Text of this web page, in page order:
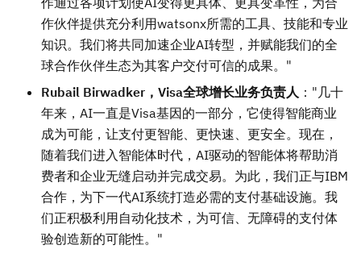
作伙伴提供充分利用watsonx所需的工具、技能和专业
知识。我们将共同加速企业AI转型，并赋能我们的全
球合作伙伴生态为其客户交付可信的成果。"
Rubail Birwadker，Visa全球增长业务负责人 ："几十
年来，AI一直是Visa基因的一部分，它使得智能商业
成为可能，让支付更智能、更快速、更安全。现在，
随着我们进入智能体时代，AI驱动的智能体将帮助消
费者和企业无缝启动并完成交易。为此，我们正与IBM
合作，为下一代AI系统打造必需的支付基础设施。我
们正积极利用自动化技术，为可信、无障碍的支付体
验创造新的可能性。"